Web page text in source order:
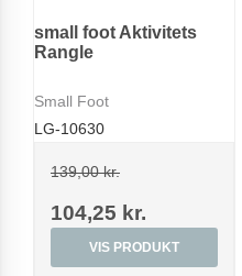
small foot Aktivitets
Rangle
Small Foot
LG-10630
139,00 kr.
104,25 kr.
VIS PRODUKT